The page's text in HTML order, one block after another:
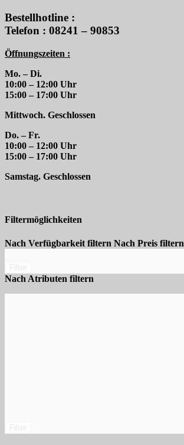
Bestellhotline :
Telefon : 08241 – 90853
Öffnungszeiten :
Mo. – Di.
10:00 – 12:00 Uhr
15:00 – 17:00 Uhr
Mittwoch. Geschlossen
Do. – Fr.
10:00 – 12:00 Uhr
15:00 – 17:00 Uhr
Samstag. Geschlossen
Filtermöglichkeiten
Nach Verfügbarkeit filtern Nach Preis filtern
Nach Atributen filtern